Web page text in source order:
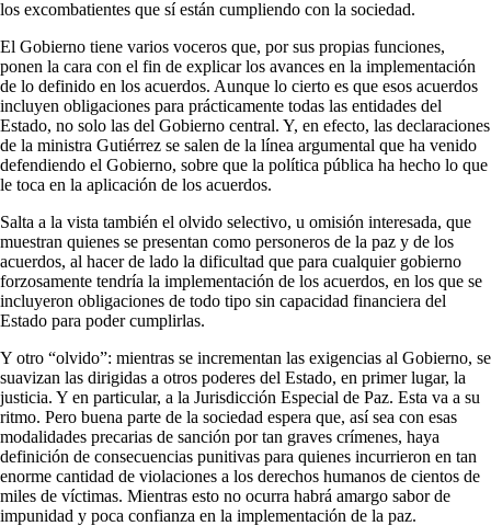
los excombatientes que sí están cumpliendo con la sociedad.
El Gobierno tiene varios voceros que, por sus propias funciones,
ponen la cara con el fin de explicar los avances en la implementación
de lo definido en los acuerdos. Aunque lo cierto es que esos acuerdos
incluyen obligaciones para prácticamente todas las entidades del
Estado, no solo las del Gobierno central. Y, en efecto, las declaraciones
de la ministra Gutiérrez se salen de la línea argumental que ha venido
defendiendo el Gobierno, sobre que la política pública ha hecho lo que
le toca en la aplicación de los acuerdos.
Salta a la vista también el olvido selectivo, u omisión interesada, que
muestran quienes se presentan como personeros de la paz y de los
acuerdos, al hacer de lado la dificultad que para cualquier gobierno
forzosamente tendría la implementación de los acuerdos, en los que se
incluyeron obligaciones de todo tipo sin capacidad financiera del
Estado para poder cumplirlas.
Y otro “olvido”: mientras se incrementan las exigencias al Gobierno, se
suavizan las dirigidas a otros poderes del Estado, en primer lugar, la
justicia. Y en particular, a la Jurisdicción Especial de Paz. Esta va a su
ritmo. Pero buena parte de la sociedad espera que, así sea con esas
modalidades precarias de sanción por tan graves crímenes, haya
definición de consecuencias punitivas para quienes incurrieron en tan
enorme cantidad de violaciones a los derechos humanos de cientos de
miles de víctimas. Mientras esto no ocurra habrá amargo sabor de
impunidad y poca confianza en la implementación de la paz.